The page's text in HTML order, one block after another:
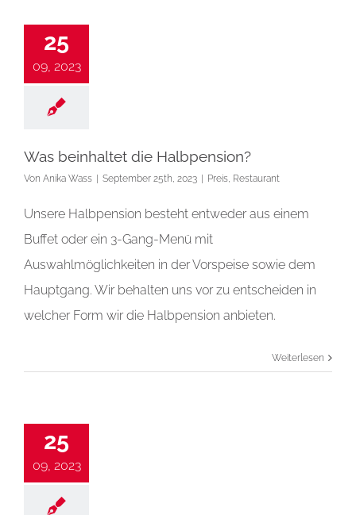
25
09, 2023
Was beinhaltet die Halbpension?
Von Anika Wass September 25th, 2023 Preis, Restaurant
Unsere Halbpension besteht entweder aus einem
Buffet oder ein 3-Gang-Menü mit
Auswahlmöglichkeiten in der Vorspeise sowie dem
Hauptgang. Wir behalten uns vor zu entscheiden in
welcher Form wir die Halbpension anbieten.
Weiterlesen
25
09, 2023